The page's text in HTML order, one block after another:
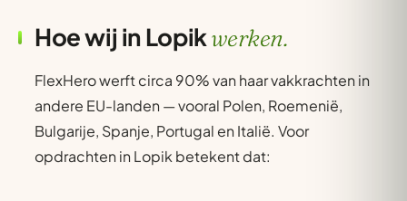
Hoe wij in Lopikwerken.
FlexHero werft circa 90% van haar vakkrachten in
andere EU-landen — vooral Polen, Roemenië,
Bulgarije, Spanje, Portugal en Italië. Voor
opdrachten in Lopik betekent dat: